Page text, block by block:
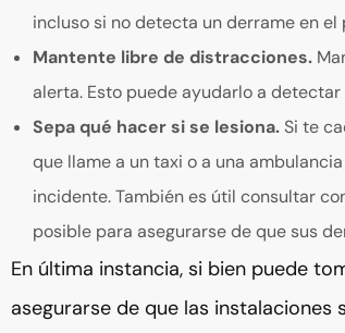
incluso si no detecta un derrame en
Mantente libre de distracciones.
alerta. Esto puede ayudarlo a
Sepa qué hacer si se lesiona.Si te
que llame a un taxi o a una
incidente. También es útil consultar
posible para asegurarse de que sus
En última instancia, si bien puede
asegurarse de que las